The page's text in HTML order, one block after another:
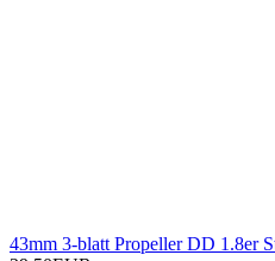
43mm 3-blatt Propeller DD 1.8er